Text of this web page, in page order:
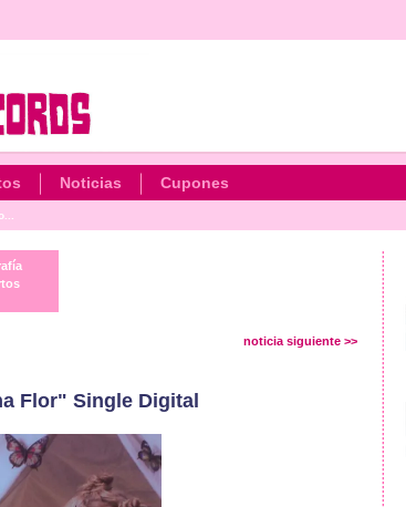
Noticias Cupones
noticia siguiente >>
Flor" Single Digital